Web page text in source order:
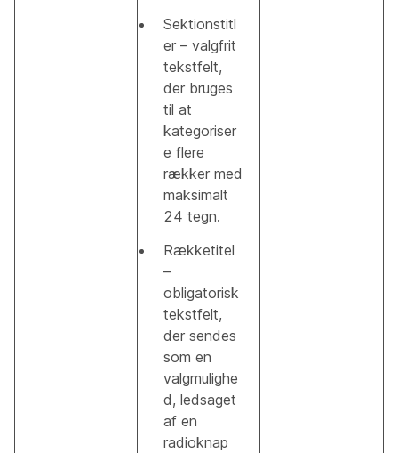
Sektionstitl
er – valgfrit
tekstfelt,
der bruges
til at
kategoriser
e flere
rækker med
maksimalt
24 tegn.
Rækketitel
–
obligatorisk
tekstfelt,
der sendes
som en
valgmulighe
d, ledsaget
af en
radioknap